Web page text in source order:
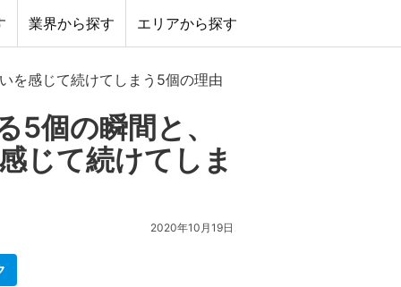
業界から探す エリアから探す
を感じて続けてしまう5個の理由
5個の瞬間と、
じて続けてしま
2020年10月19日